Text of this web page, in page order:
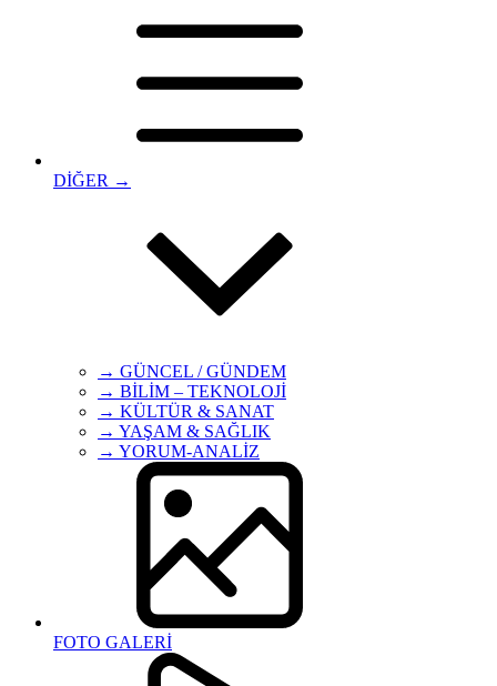
DİĞER →
→ GÜNCEL / GÜNDEM
→ BİLİM – TEKNOLOJİ
→ KÜLTÜR & SANAT
→ YAŞAM & SAĞLIK
→ YORUM-ANALİZ
FOTO GALERİ